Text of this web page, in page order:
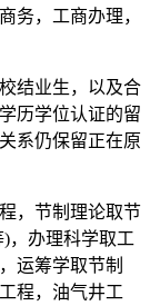
务，工商办理，
结业生，以及合
历学位认证的留
系仍保留正在原
，节制理论取节
，办理科学取工
运筹学取节制
程，油气井工